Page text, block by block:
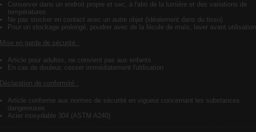
Conserver dans un endroit propre et sec, à l'abri de la lumière et des variations de
températures
Ne pas stocker en contact avec un autre objet (idéalement dans du tissu)
Pour un stockage prolongé, poudrer avec de la fécule de maïs, laver avant utilisation
Mise en garde de sécurité :
Article pour adultes, ne convient pas aux enfants
En cas de douleur, cesser immédiatement l'utilisation
Déclaration de conformité :
Article conforme aux normes de sécurité en vigueur concernant les substances
dangereuses
Acier inoxydable 304 (ASTM A240)